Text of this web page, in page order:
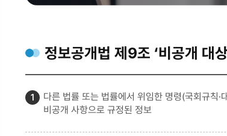
정보공개법 제9조 ‘비공개 대
다른 법률 또는 법률에서 위임한 명령(국회규칙·
비공개 사항으로 규정된 정보